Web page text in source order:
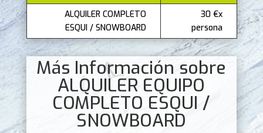
ALQUILER COMPLETO
ESQUI / SNOWBOARD
30 €x
persona
Más Información sobre
ALQUILER EQUIPO
COMPLETO ESQUI /
SNOWBOARD